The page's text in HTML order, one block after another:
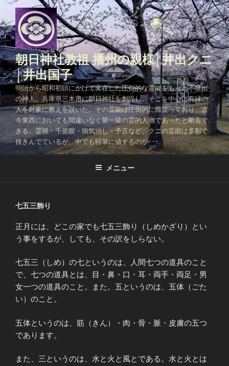
ン
テ
ン
ツ
へ
ス
キ
ッ
プ
朝日神社教祖 播州の親様│井出クニ
│井出国子
明治から昭和初頭にかけて実在した圧倒的な霊能をもった不世出
の神人。兵庫県三木市に朝日神社を創設し、そこを中心に有縁の
人を対象に教えを説いた。その霊能は圧倒的に際立っており、古
今東西においても間違いなく第一級の霊的人物であったと断言で
きる。霊視・千里眼・病気治し・予言など、クニの霊能は多彩で
抜きんでているが、中でも特筆に値するのが･･･
メニュー
七五三飾り
正月には、どこの家でも七五三飾り（しめかざり）とい
う事をするが、しても、その訳をしらない。
七五三（しめ）の七というのは、人間七つの道具のこと
で、七つの道具とは、目・鼻・口・耳・両手・両足・男
女一つの道具のこと。また。五というのは、五体（ごた
い）のこと。
五体というのは、筋（きん）・肉・骨・脈・皮膚の五つ
であります。
また、三というのは、水と火と風とである。水と火とは